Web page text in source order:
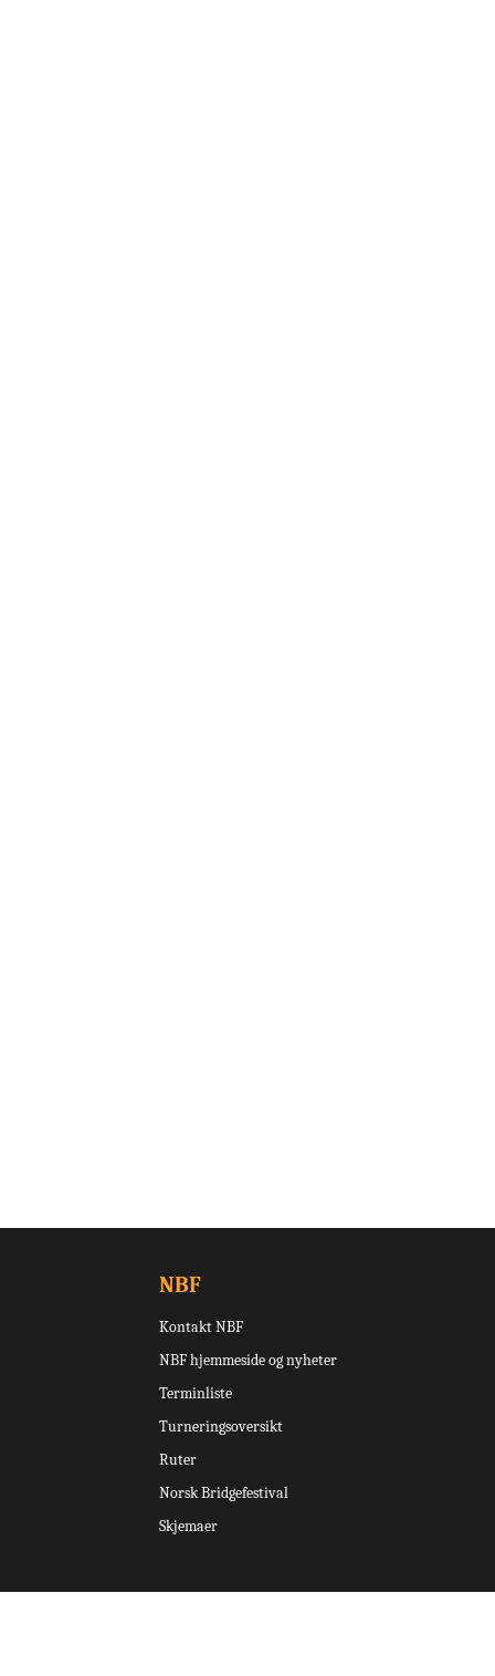
NBF
Kontakt NBF
NBF hjemmeside og nyheter
Terminliste
Turneringsoversikt
Ruter
Norsk Bridgefestival
Skjemaer